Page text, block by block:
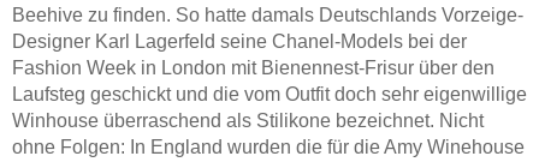
Beehive zu finden. So hatte damals Deutschlands Vorzeige-
Designer Karl Lagerfeld seine Chanel-Models bei der
Fashion Week in London mit Bienennest-Frisur über den
Laufsteg geschickt und die vom Outfit doch sehr eigenwillige
Winhouse überraschend als Stilikone bezeichnet. Nicht
ohne Folgen: In England wurden die für die Amy Winehouse